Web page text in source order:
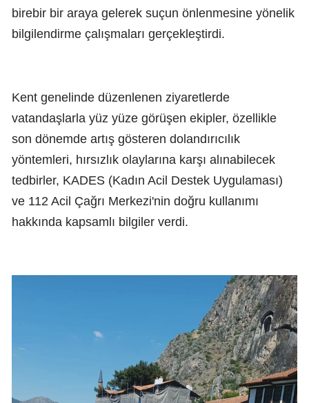
birebir bir araya gelerek suçun önlenmesine yönelik
bilgilendirme çalışmaları gerçekleştirdi.
Kent genelinde düzenlenen ziyaretlerde
vatandaşlarla yüz yüze görüşen ekipler, özellikle
son dönemde artış gösteren dolandırıcılık
yöntemleri, hırsızlık olaylarına karşı alınabilecek
tedbirler, KADES (Kadın Acil Destek Uygulaması)
ve 112 Acil Çağrı Merkezi'nin doğru kullanımı
hakkında kapsamlı bilgiler verdi.